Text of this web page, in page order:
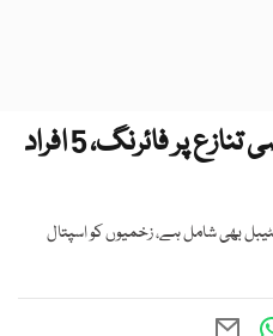
جنوبی وزیرستان میں اراضی تنازع پر فائرنگ، 5 افراد
بھی شامل ہے، زخمیوں کو اسپتال